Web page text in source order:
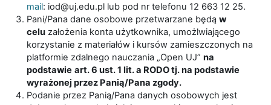
mail: iod@uj.edu.pl lub pod nr telefonu 12 663 12 25.
Pani/Pana dane osobowe przetwarzane będąw
celu założenia konta użytkownika, umożlwiającego
korzystanie z materiałów i kursów zamieszczonych na
platformie zdalnego nauczania „Open UJ”na
podstawie art. 6 ust. 1 lit. a RODO tj. na podstawie
wyrażonej przez Panią/Pana zgody.
Podanie przez Panią/Pana danych osobowych jest